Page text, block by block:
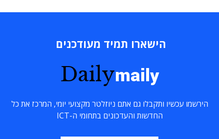
הישארו תמיד מעודכנים
Dailymaily
הירשמו עכשיו ותקבלו גם אתם ניוזלטר מקצועי יומי, המרכז את כל
החדשות והעדכונים בתחומי ה-ICT